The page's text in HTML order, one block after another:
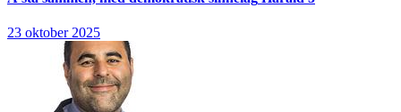
23 oktober 2025